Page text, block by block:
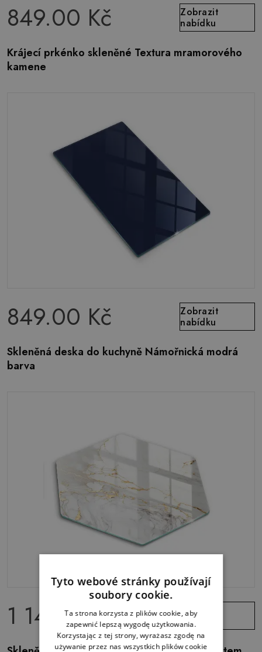
849.00 Kč
Zobrazit
nabídku
Krájecí prkénko skleněné Textura mramorového
kamene
849.00 Kč
Zobrazit
nabídku
Skleněná deska do kuchyně Námořnická modrá
barva
1 149.00 Kč
Zobrazit
nabídku
Tyto webové stránky používají
soubory cookie.
Ta strona korzysta z plików cookie, aby
zapewnić lepszą wygodę użytkowania.
Korzystając z tej strony, wyrażasz zgodę na
używanie przez nas wszystkich plików cookie